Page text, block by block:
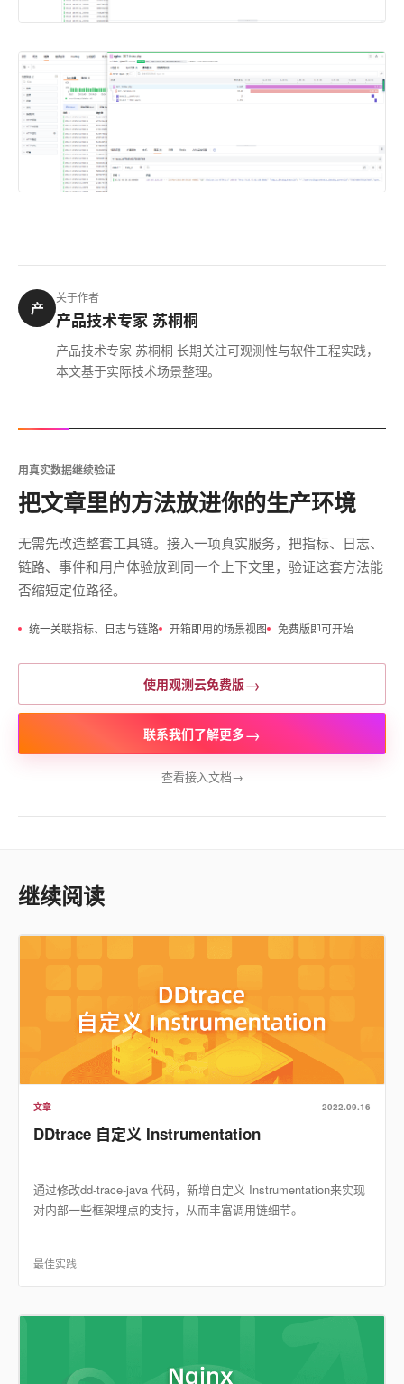
产
关于作者
产品技术专家 苏桐桐
产品技术专家 苏桐桐 长期关注可观测性与软件工程实践，
本文基于实际技术场景整理。
用真实数据继续验证
把文章里的方法放进你的生产环境
无需先改造整套工具链。接入一项真实服务，把指标、日志、
链路、事件和用户体验放到同一个上下文里，验证这套方法能
否缩短定位路径。
统一关联指标、日志与链路 开箱即用的场景视图 免费版即可开始
使用观测云免费版→
联系我们了解更多→
查看接入文档→
继续阅读
文章 2022.09.16
DDtrace 自定义 Instrumentation
通过修改dd-trace-java 代码，新增自定义 Instrumentation来实现
对内部一些框架埋点的支持，从而丰富调用链细节。
最佳实践